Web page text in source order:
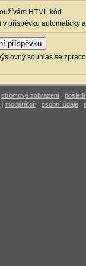
HTML kód
v příspěvku automaticky
souhlas se
stromové zobrazení |
| moderátoři | osobní údaje |